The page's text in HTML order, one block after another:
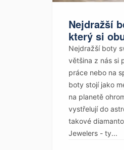
Nejdražší
který si
Nejdražší boty
většina z nás si
práce nebo na
boty stojí jako
na planetě
vystřelují do
takové
Jewelers - ty...